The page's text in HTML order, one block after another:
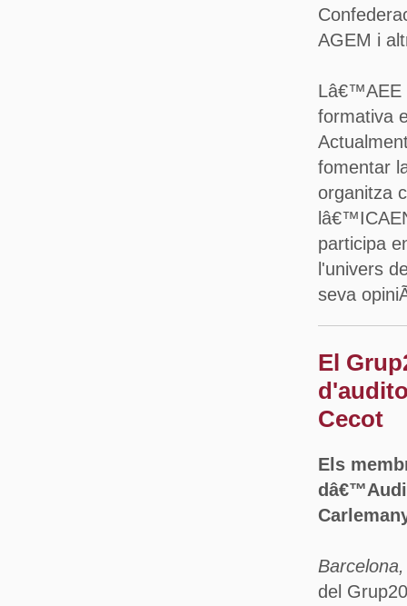
AGEM i
Lâ€™AEE
formativa
fomentar
organitza
participa
l'univers
seva
El
Cecot
Els
del